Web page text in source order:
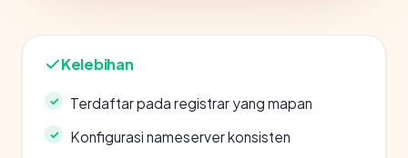
Kelebihan
Terdaftar pada registrar yang mapan
Konfigurasi nameserver konsisten